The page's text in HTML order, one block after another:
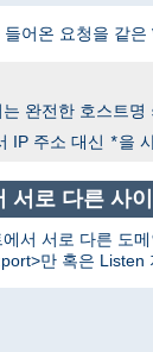
어온 요청을 같은
완전한 호스트명
IP 주소 대신 *을
서로 다른 사
서 서로 다른 도
만 혹은 Listen